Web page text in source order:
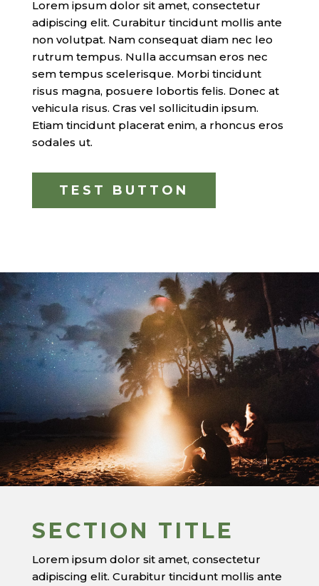
Lorem ipsum dolor sit amet, consectetur
adipiscing elit. Curabitur tincidunt mollis ante
non volutpat. Nam consequat diam nec leo
rutrum tempus. Nulla accumsan eros nec
sem tempus scelerisque. Morbi tincidunt
risus magna, posuere lobortis felis. Donec at
vehicula risus. Cras vel sollicitudin ipsum.
Etiam tincidunt placerat enim, a rhoncus eros
sodales ut.
TEST BUTTON
SECTION TITLE
Lorem ipsum dolor sit amet, consectetur
adipiscing elit. Curabitur tincidunt mollis ante